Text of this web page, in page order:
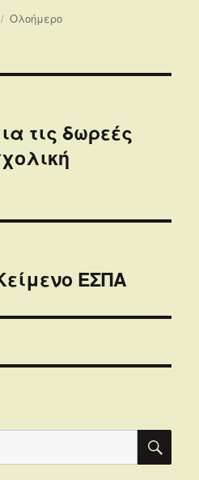
Κατηγορίες
Ολοήμερο
τις δωρεές
ΕΣΠΑ